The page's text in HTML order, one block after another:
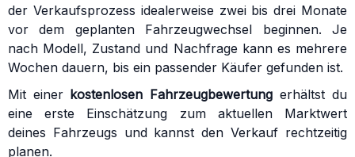
der Verkaufsprozess idealerweise zwei bis drei Monate
vor dem geplanten Fahrzeugwechsel beginnen. Je
nach Modell, Zustand und Nachfrage kann es mehrere
Wochen dauern, bis ein passender Käufer gefunden ist.
Mit einer kostenlosen Fahrzeugbewertung erhältst du
eine erste Einschätzung zum aktuellen Marktwert
deines Fahrzeugs und kannst den Verkauf rechtzeitig
planen.